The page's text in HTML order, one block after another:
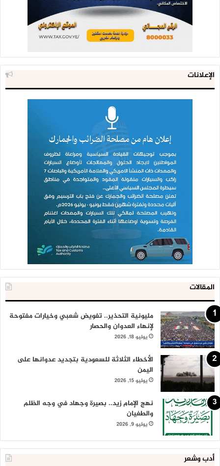
الإعلانات
المقالات
مليونية التحذير.. تفويض شعبي وخيارات مفتوحة
لإنهاء العدوان والحصار
يوليو 18, 2026
الأخطاء الثلاثة للسعودية بتجديد عدوانها على
اليمن
يوليو 15, 2026
نهج الإمام زيد.. بصيرة وجهاد في وجه الظلم
والطغيان
يوليو 9, 2026
أدب وشعر